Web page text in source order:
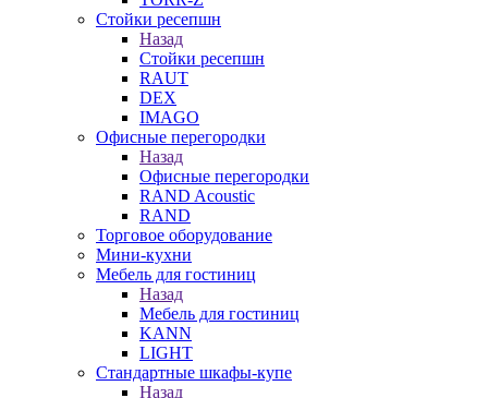
Стойки ресепшн
Назад
Стойки ресепшн
RAUT
DEX
IMAGO
Офисные перегородки
Назад
Офисные перегородки
RAND Acoustic
RAND
Торговое оборудование
Мини-кухни
Мебель для гостиниц
Назад
Мебель для гостиниц
KANN
LIGHT
Стандартные шкафы-купе
Назад